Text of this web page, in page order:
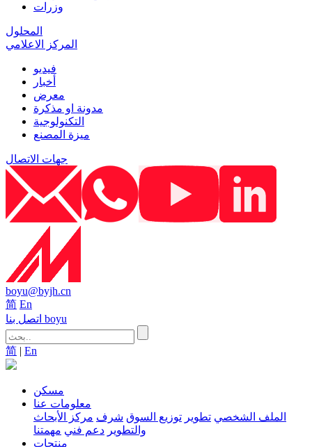
وزرات
المحلول
المركز الاعلامي
فيديو
أخبار
معرض
مدونة او مذكرة
التكنولوجية
ميزة المصنع
جهات الاتصال
boyu@byjh.cn
简 En
اتصل بنا boyu
简 | En
مسكن
معلومات عنا
الملف الشخصي تطوير توزيع السوق شرف مركز الأبحاث
والتطوير دعم فني مهمتنا
منتجات